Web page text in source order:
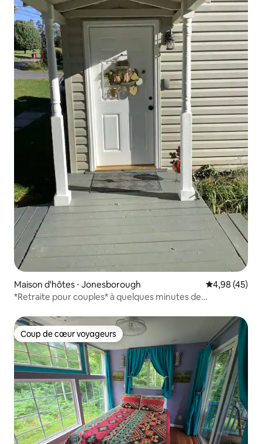
Maison d'hôtes ⋅ Jonesborough Évaluation
4,98 (45)
*Retraite pour couples* à quelques minutes de
Coup de cœur voyageurs
Coup de cœur voyageurs